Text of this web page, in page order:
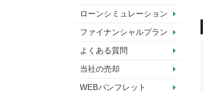
ローンシミュレーション
ファイナンシャルプラン
よくある質問
当社の売却
WEBパンフレット